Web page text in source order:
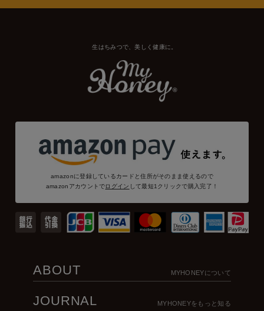
生はちみつで、美しく健康に。
amazonに登録しているカードと住所がそのまま使えるので
amazonアカウントでログイン して最短1クリックで購入完了！
ABOUT MYHONEYについて
JOURNAL MYHONEYをもっと知る